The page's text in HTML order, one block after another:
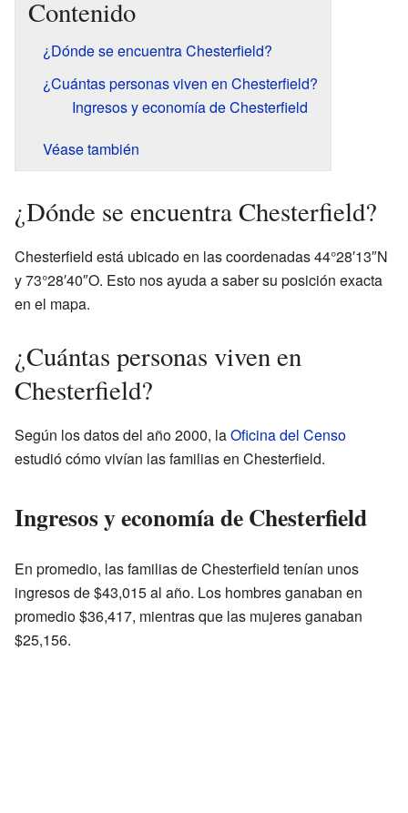
Contenido
¿Dónde se encuentra Chesterfield?
¿Cuántas personas viven en Chesterfield?
Ingresos y economía de Chesterfield
Véase también
¿Dónde se encuentra Chesterfield?
Chesterfield está ubicado en las coordenadas 44°28′13″N
y 73°28′40″O. Esto nos ayuda a saber su posición exacta
en el mapa.
¿Cuántas personas viven en
Chesterfield?
Según los datos del año 2000, laOficina del Censo
estudió cómo vivían las familias en Chesterfield.
Ingresos y economía de Chesterfield
En promedio, las familias de Chesterfield tenían unos
ingresos de $43,015 al año. Los hombres ganaban en
promedio $36,417, mientras que las mujeres ganaban
$25,156.